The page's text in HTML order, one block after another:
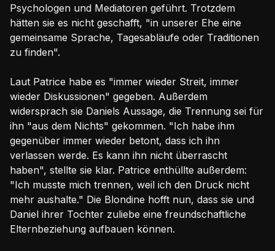
Psychologen und Mediatoren geführt. Trotzdem
hätten sie es nicht geschafft, "in unserer Ehe eine
gemeinsame Sprache, Tagesabläufe oder Traditionen
zu finden".
Laut Patrice habe es "immer wieder Streit, immer
wieder Diskussionen" gegeben. Außerdem
widersprach sie Daniels Aussage, die Trennung sei für
ihn "aus dem Nichts" gekommen. "Ich habe ihm
gegenüber immer wieder betont, dass ich ihn
verlassen werde. Es kann ihn nicht überrascht
haben", stellte sie klar. Patrice enthüllte außerdem:
"Ich musste mich trennen, weil ich den Druck nicht
mehr aushalte." Die Blondine hofft nun, dass sie und
Daniel ihrer Tochter zuliebe eine freundschaftliche
Elternbeziehung aufbauen können.